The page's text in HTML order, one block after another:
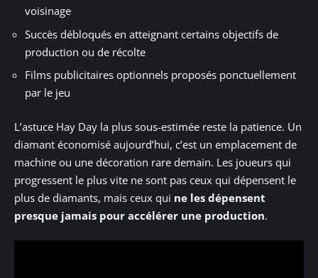
voisinage
Succès débloqués en atteignant certains objectifs de
production ou de récolte
Films publicitaires optionnels proposés ponctuellement
par le jeu
L’astuce Hay Day la plus sous-estimée reste la patience. Un
diamant économisé aujourd’hui, c’est un emplacement de
machine ou une décoration rare demain. Les joueurs qui
progressent le plus vite ne sont pas ceux qui dépensent le
plus de diamants, mais ceux qui ne les dépensent
presque jamais pour accélérer une production.